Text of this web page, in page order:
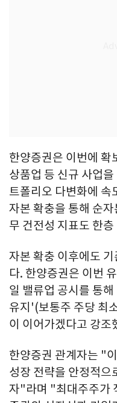
한양증권은 이번에 확
상품업 등 신규 사업
트폴리오 다변화에 속
자본 확충을 통해 순
무 건전성 지표도 한
자본 확충 이후에도
다. 한양증권은 이번
일 밸류업 공시를 통
유지'(보통주 주당 최
이 이어가겠다고 강조
한양증권 관계자는 "
성장 전략을 안정적으
자"라며 "최대주주가